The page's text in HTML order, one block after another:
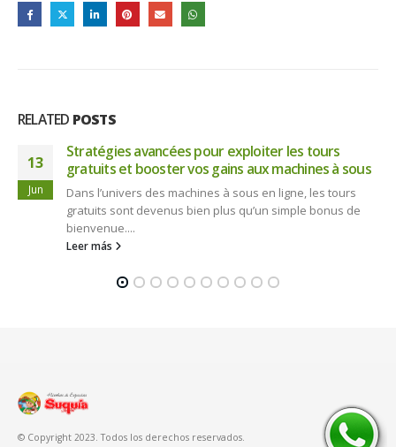
RELATED POSTS
24
Jul
Asombrosa odisea virtual con gallinas y chicken
road casino, un juego de reflejos y estrategia sin
igual
Asombrosa odisea virtual con gallinas y chicken road
casino, un juego de reflejos y estrategia sin igual
Mecánica...